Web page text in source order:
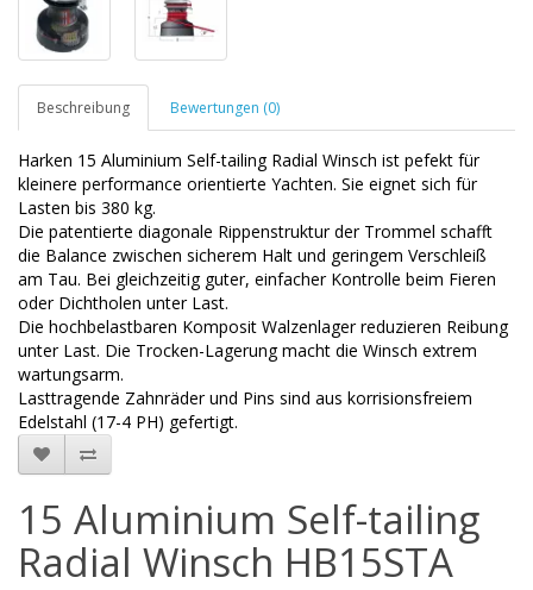
Beschreibung Bewertungen (0)
Harken 15 Aluminium Self-tailing Radial Winsch ist pefekt für
kleinere performance orientierte Yachten. Sie eignet sich für
Lasten bis 380 kg.
Die patentierte diagonale Rippenstruktur der Trommel schafft
die Balance zwischen sicherem Halt und geringem Verschleiß
am Tau. Bei gleichzeitig guter, einfacher Kontrolle beim Fieren
oder Dichtholen unter Last.
Die hochbelastbaren Komposit Walzenlager reduzieren Reibung
unter Last. Die Trocken-Lagerung macht die Winsch extrem
wartungsarm.
Lasttragende Zahnräder und Pins sind aus korrisionsfreiem
Edelstahl (17-4 PH) gefertigt.
15 Aluminium Self-tailing
Radial Winsch HB15STA